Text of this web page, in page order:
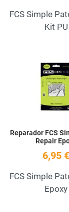
FCS Simple
Kit PU
Reparador FCS
Repair
6,95 €
FCS Simple
Epoxy